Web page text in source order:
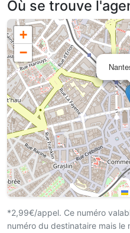
Où se trouve
+
−
*2,99€/appel. Ce numéro
numéro du destinataire mais